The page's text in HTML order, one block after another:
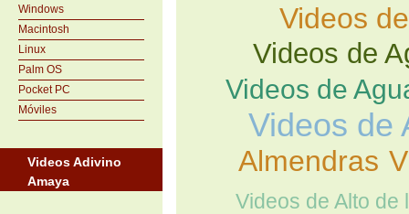
Windows
Macintosh
Linux
Palm OS
Pocket PC
Móviles
Videos Adivino
Amaya
Videos
Videos de
Videos de
Videos de
Almendras
Videos de Alto de